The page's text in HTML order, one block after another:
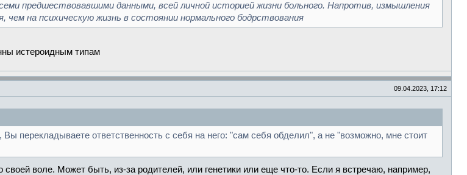
предшествовавшими данными, всей личной историей жизни больного. Напротив, измышления
чем на психическую жизнь в состоянии нормального бодрствования
истероидным типам
09.04.2023, 17:12
перекладываете ответственность с себя на него: "сам себя обделил", а не "возможно, мне стоит
воле. Может быть, из-за родителей, или генетики или еще что-то. Если я встречаю, например,